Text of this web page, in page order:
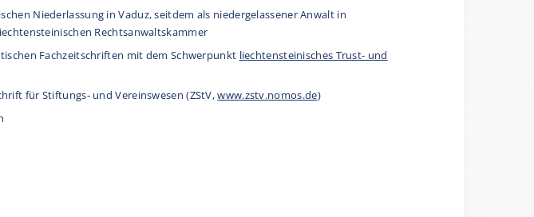
Niederlassung in Vaduz, seitdem als niedergelassener Anwalt in
Rechtsanwaltskammer
Fachzeitschriften mit dem Schwerpunkt liechtensteinisches Trust- und
für Stiftungs- und Vereinswesen (ZStV,www.zstv.nomos.de)